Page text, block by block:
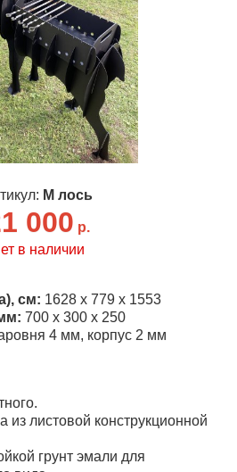
М лось
000 р.
в наличии
см: 1628 х 779 х 1553
700 х 300 х 250
4 мм, корпус 2 мм
листовой конструкционной
грунт эмали для